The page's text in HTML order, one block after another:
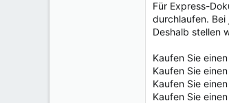
Für Express-
durchlaufen.
Deshalb stellen
Kaufen Sie
Kaufen Sie
Kaufen Sie
Kaufen Sie